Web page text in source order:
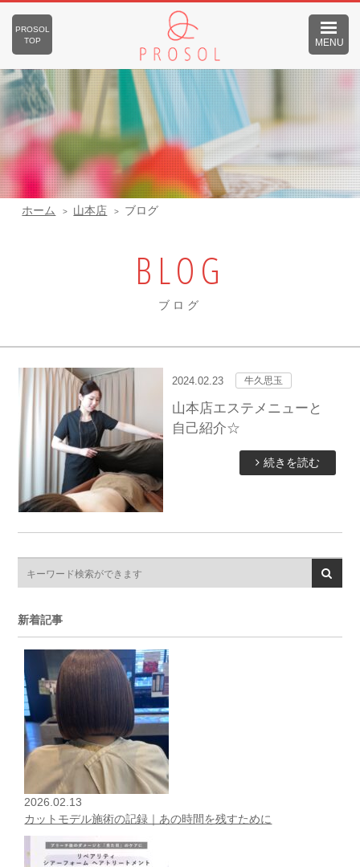
MENU
PROSOL
TOP
ホーム 山本店 ブログ
BLOG
ブログ
2024.02.23 牛久思玉
山本店エステメニューと
自己紹介☆
続きを読む
新着記事
2026.02.13
カットモデル施術の記録｜あの時間を残すために